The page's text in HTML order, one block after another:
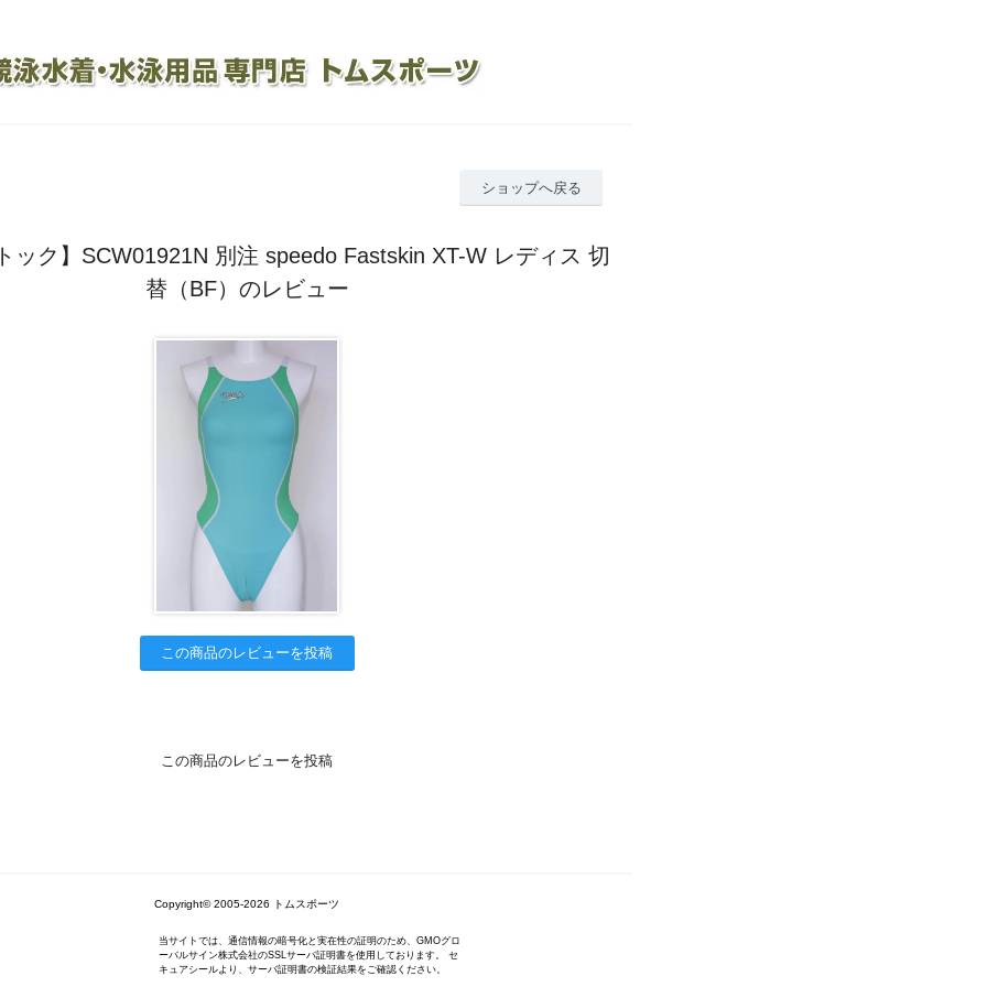
ショップへ戻る
ック】SCW01921N 別注 speedo Fastskin XT-W レディス 切
替（BF）のレビュー
この商品のレビューを投稿
この商品のレビューを投稿
Copyright© 2005-2026 トムスポーツ
当サイトでは、通信情報の暗号化と実在性の証明のため、GMOグロ
ーバルサイン株式会社のSSLサーバ証明書を使用しております。 セ
キュアシールより、サーバ証明書の検証結果をご確認ください。